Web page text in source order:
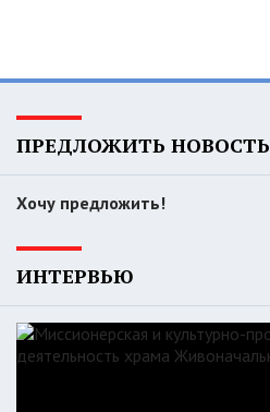
ПРЕДЛОЖИТЬ НОВОСТЬ
Хочу предложить!
ИНТЕРВЬЮ